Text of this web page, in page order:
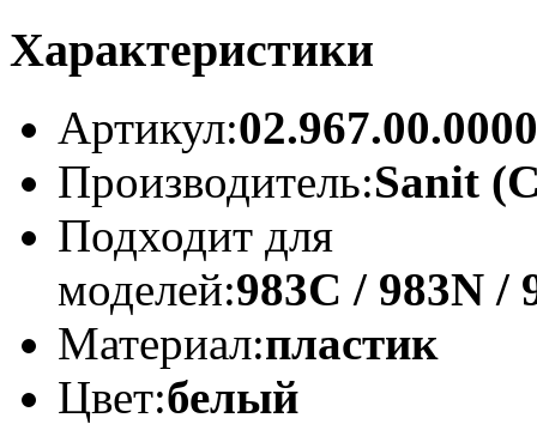
Характеристики
Артикул:02.967.00.0000
Производитель:Sanit
Подходит для
моделей:983C / 983N /
Материал:пластик
Цвет:белый